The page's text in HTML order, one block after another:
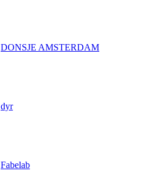
DONSJE AMSTERDAM
dyr
Fabelab